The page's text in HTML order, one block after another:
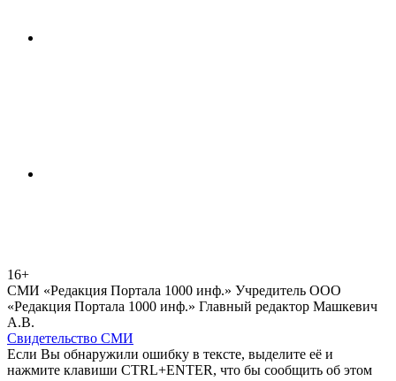
16+
СМИ «Редакция Портала 1000 инф.» Учредитель ООО
«Редакция Портала 1000 инф.» Главный редактор Машкевич
А.В.
Свидетельство СМИ
Если Вы обнаружили ошибку в тексте, выделите её и
нажмите клавиши CTRL+ENTER, что бы сообщить об этом